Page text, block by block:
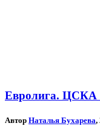
Евролига. ЦСКА
Автор Наталья Бухарева,